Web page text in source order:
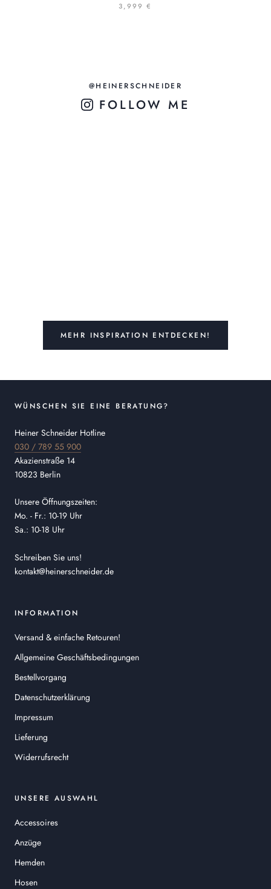
3,999 €
@HEINERSCHNEIDER
FOLLOW ME
MEHR INSPIRATION ENTDECKEN!
WÜNSCHEN SIE EINE BERATUNG?
Heiner Schneider Hotline
030 / 789 55 900
Akazienstraße 14
10823 Berlin
Unsere Öffnungszeiten:
Mo. - Fr.: 10-19 Uhr
Sa.: 10-18 Uhr
Schreiben Sie uns!
kontakt@heinerschneider.de
INFORMATION
Versand & einfache Retouren!
Allgemeine Geschäftsbedingungen
Bestellvorgang
Datenschutzerklärung
Impressum
Lieferung
Widerrufsrecht
UNSERE AUSWAHL
Accessoires
Anzüge
Hemden
Hosen